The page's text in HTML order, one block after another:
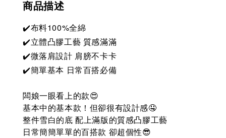
商品描述
✔️布料100%全綿
✔️立體凸膠工藝 質感滿滿
✔️微落肩設計 肩膀不卡卡
✔️簡單基本 日常百搭必備
闆娘一眼看上的款😍
基本中的基本款！但卻很有設計感🤤
整件雪白的底 配上滿版的質感凸膠工藝
日常簡簡單單的百搭款 卻超個性😎